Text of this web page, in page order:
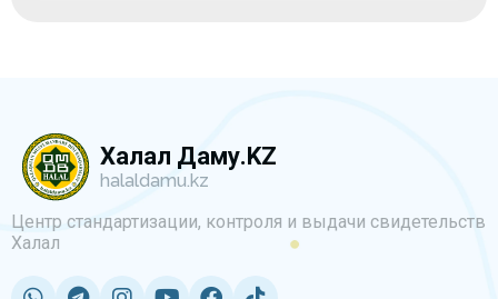
Халал Даму.KZ
halaldamu.kz
Центр стандартизации, контроля и выдачи свидетельств
Халал